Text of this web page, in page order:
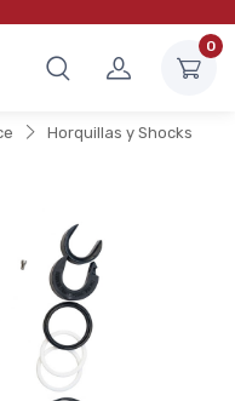
0
Horquillas y Shocks